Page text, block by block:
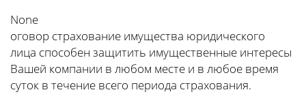
None
оговор страхование имущества юридического
лица способен защитить имущественные интересы
Вашей компании в любом месте и в любое время
суток в течение всего периода страхования.